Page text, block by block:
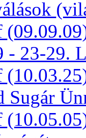
- 23-29.
Sugár